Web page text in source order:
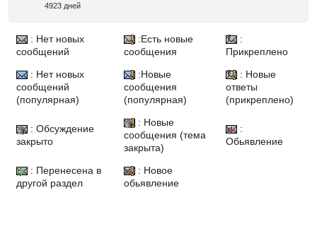
4923 дней
: Нет новых
сообщений
:Есть новые
сообщения
:
Прикреплено
: Нет новых
сообщений
(популярная)
:Новые
сообщения
(популярная)
: Новые
ответы
(прикреплено)
: Обсуждение
закрыто
: Новые
сообщения (тема
закрыта)
:
Обьявление
: Перенесена в
другой раздел
: Новое
обьявление